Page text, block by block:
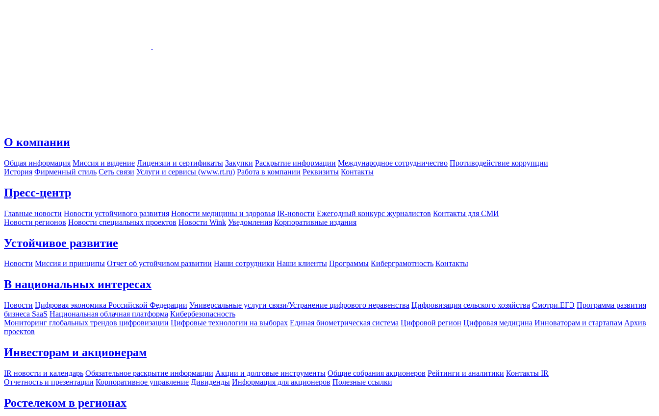
О компании
Общая информация Миссия и видение Лицензии и сертификаты Закупки Раскрытие информации Международное сотрудничество Противодействие коррупции
История Фирменный стиль Сеть связи Услуги и сервисы (www.rt.ru) Работа в компании Реквизиты Контакты
Пресс-центр
Главные новости Новости устойчивого развития Новости медицины и здоровья IR-новости Ежегодный конкурс журналистов Контакты для СМИ
Новости регионов Новости специальных проектов Новости Wink Уведомления Корпоративные издания
Устойчивое развитие
Новости Миссия и принципы Отчет об устойчивом развитии Наши сотрудники Наши клиенты Программы Киберграмотность Контакты
В национальных интересах
Новости Цифровая экономика Российской Федерации Универсальные услуги связи/Устранение цифрового неравенства Цифровизация сельского хозяйства Смотри.ЕГЭ Программа развития
бизнеса SaaS Национальная облачная платформа Кибербезопасность
Мониторинг глобальных трендов цифровизации Цифровые технологии на выборах Единая биометрическая система Цифровой регион Цифровая медицина Инноваторам и стартапам Архив
проектов
Инвесторам и акционерам
IR новости и календарь Обязательное раскрытие информации Акции и долговые инструменты Общие собрания акционеров Рейтинги и аналитики Контакты IR
Отчетность и презентации Корпоративное управление Дивиденды Информация для акционеров Полезные ссылки
Ростелеком в регионах